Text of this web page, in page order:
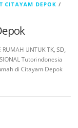
CITAYAM DEPOK /
RUMAH UNTUK TK, SD,
Tutorindonesia
di Citayam Depok